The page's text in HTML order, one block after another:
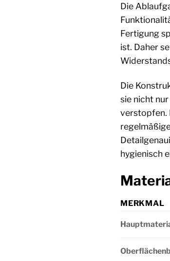
Die
Fertigung
ist. Daher
Die
sie nicht
verstopfen.
hygienisch
MERKMAL